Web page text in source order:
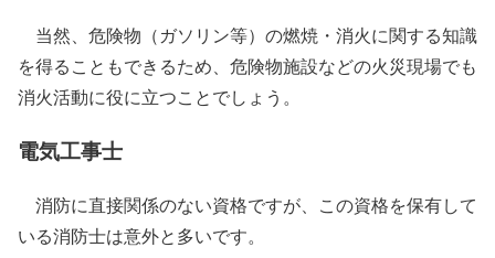
当然、危険物（ガソリン等）の燃焼・消火に関する知識
を得ることもできるため、危険物施設などの火災現場でも
消火活動に役に立つことでしょう。
電気工事士
消防に直接関係のない資格ですが、この資格を保有して
いる消防士は意外と多いです。